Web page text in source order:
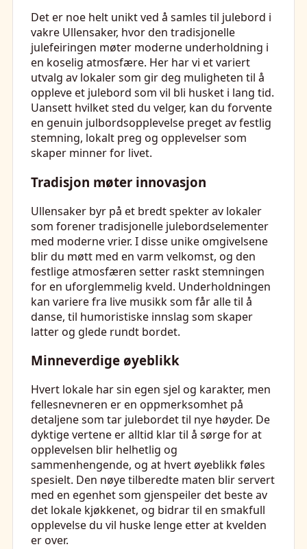
Det er noe helt unikt ved å samles til julebord i
vakre Ullensaker, hvor den tradisjonelle
julefeiringen møter moderne underholdning i
en koselig atmosfære. Her har vi et variert
utvalg av lokaler som gir deg muligheten til å
oppleve et julebord som vil bli husket i lang tid.
Uansett hvilket sted du velger, kan du forvente
en genuin julbordsopplevelse preget av festlig
stemning, lokalt preg og opplevelser som
skaper minner for livet.
Tradisjon møter innovasjon
Ullensaker byr på et bredt spekter av lokaler
som forener tradisjonelle julebordselementer
med moderne vrier. I disse unike omgivelsene
blir du møtt med en varm velkomst, og den
festlige atmosfæren setter raskt stemningen
for en uforglemmelig kveld. Underholdningen
kan variere fra live musikk som får alle til å
danse, til humoristiske innslag som skaper
latter og glede rundt bordet.
Minneverdige øyeblikk
Hvert lokale har sin egen sjel og karakter, men
fellesnevneren er en oppmerksomhet på
detaljene som tar julebordet til nye høyder. De
dyktige vertene er alltid klar til å sørge for at
opplevelsen blir helhetlig og
sammenhengende, og at hvert øyeblikk føles
spesielt. Den nøye tilberedte maten blir servert
med en egenhet som gjenspeiler det beste av
det lokale kjøkkenet, og bidrar til en smakfull
opplevelse du vil huske lenge etter at kvelden
er over.